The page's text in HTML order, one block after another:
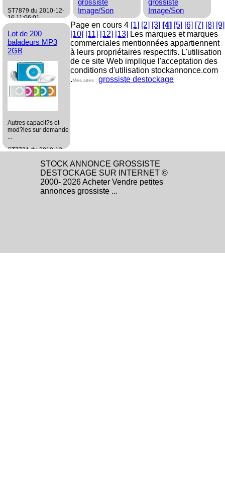
ST7879 du 2010-12-
16 11:06:01
grossiste
Image/Son
grossiste
Image/Son
grossiste
Image/Son
Lot de 200
baladeurs MP3
2GB
Autres capacit?s et
mod?les sur demande
...
ST7731 du 2010-12-
Image/Son
Page en cours 4 [1] [2] [3] [4] [5] [6] [7] [8] [9]
[10] [11] [12] [13] Les marques et marques
commerciales mentionnées appartiennent
à leurs propriétaires respectifs. L'utilisation
de ce site Web implique l'acceptation des
conditions d'utilisation stockannonce.com
.Mes sites : grossiste destockage
STOCK ANNONCE GROSSISTE
DESTOCKAGE SUR INTERNET ©
2000- 2026 Acheter Vendre petites
annonces grossiste ...